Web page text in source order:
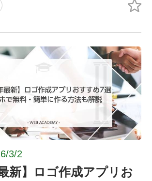
3/2
新】ロゴ作成アプリお